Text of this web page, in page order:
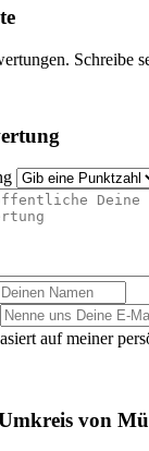
Schreibe
auf meiner
von